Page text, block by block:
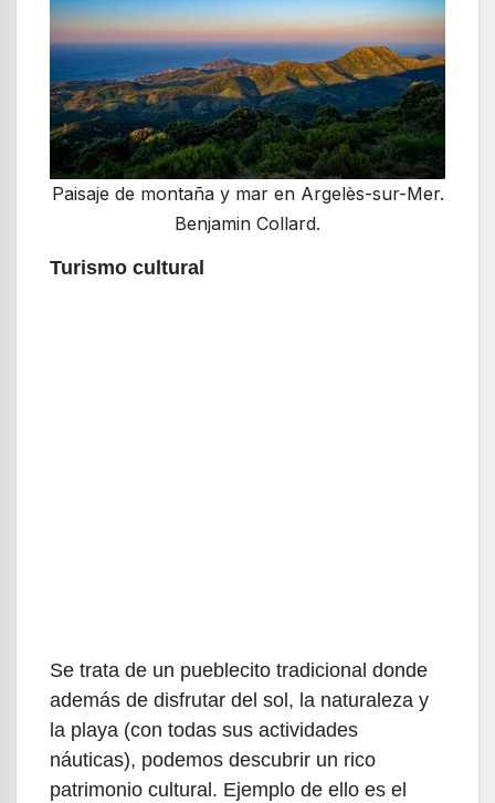
Paisaje de montaña y mar en Argelès-sur-Mer.
Benjamin Collard.
Turismo cultural
Se trata de un pueblecito tradicional donde
además de disfrutar del sol, la naturaleza y
la playa (con todas sus actividades
náuticas), podemos descubrir un rico
patrimonio cultural. Ejemplo de ello es el